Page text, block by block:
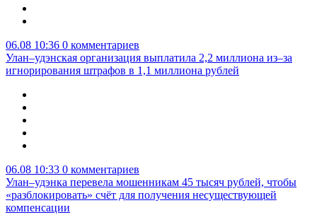
06.08 10:36 0 комментариев
Улан–удэнская организация выплатила 2,2 миллиона из–за
игнорирования штрафов в 1,1 миллиона рублей
06.08 10:33 0 комментариев
Улан–удэнка перевела мошенникам 45 тысяч рублей, чтобы
«разблокировать» счёт для получения несуществующей
компенсации